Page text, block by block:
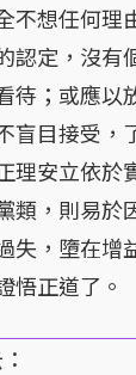
不想任何理
認定，沒有
待；或應以
盲目接受，
理安立依於
類，則易於
失，墮在增
悟正道了。